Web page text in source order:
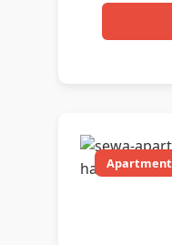
Apartment